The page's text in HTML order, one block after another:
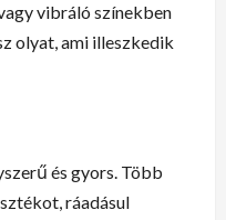
vibráló színekben
olyat, ami illeszkedik
és gyors. Több
ráadásul